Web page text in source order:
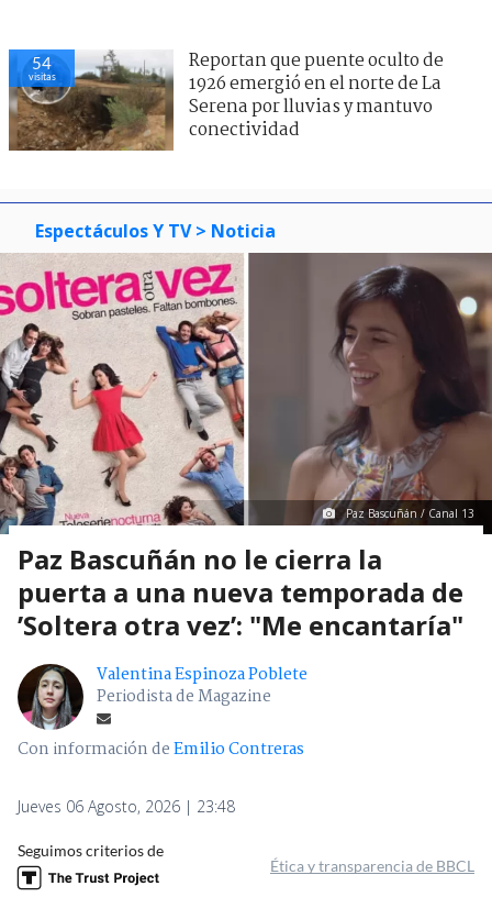
54
visitas
Reportan que puente oculto de
1926 emergió en el norte de La
Serena por lluvias y mantuvo
conectividad
Espectáculos Y TV > Noticia
Paz Bascuñán / Canal 13
Paz Bascuñán no le cierra la
puerta a una nueva temporada de
’Soltera otra vez’: "Me encantaría"
Valentina Espinoza Poblete
Periodista de Magazine
Con información deEmilio Contreras
Jueves 06 Agosto, 2026 | 23:48
Seguimos criterios de
Ética y transparencia de BBCL